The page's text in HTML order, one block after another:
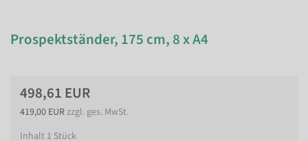
Prospektständer, 175 cm, 8 x A4
498,61 EUR
419,00 EURzzgl. ges. MwSt.
Inhalt 1 Stück